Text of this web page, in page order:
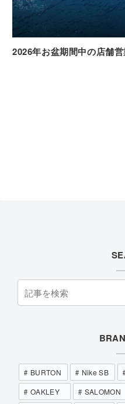
2026年お盆期間中の店舗
BURTON Nike SB
OAKLEY
SALOMON